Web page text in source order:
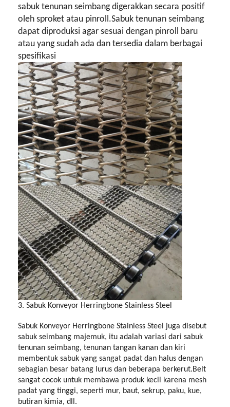
sabuk tenunan seimbang digerakkan secara positif
oleh sproket atau pinroll.Sabuk tenunan seimbang
dapat diproduksi agar sesuai dengan pinroll baru
atau yang sudah ada dan tersedia dalam berbagai
spesifikasi
3. Sabuk Konveyor Herringbone Stainless Steel
Sabuk Konveyor Herringbone Stainless Steel juga disebut
sabuk seimbang majemuk, itu adalah variasi dari sabuk
tenunan seimbang, tenunan tangan kanan dan kiri
membentuk sabuk yang sangat padat dan halus dengan
sebagian besar batang lurus dan beberapa berkerut.Belt
sangat cocok untuk membawa produk kecil karena mesh
padat yang tinggi, seperti mur, baut, sekrup, paku, kue,
butiran kimia, dll.